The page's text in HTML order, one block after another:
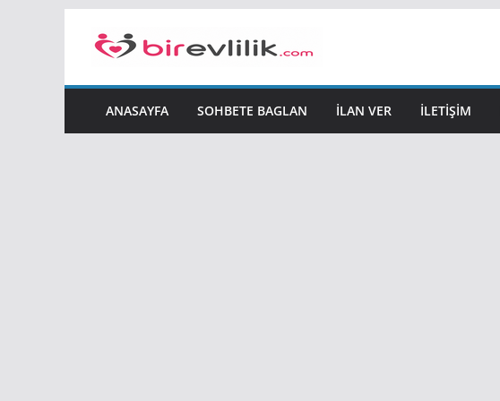
ANASAYFA SOHBETE BAGLAN İLAN VER İLETIŞIM